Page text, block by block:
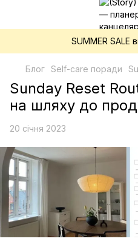
SUMMER SALE
Блог Self-care поради
Sunday Reset
на шляху до
20 січня 2023